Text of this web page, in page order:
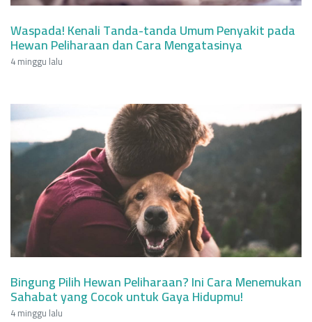
Waspada! Kenali Tanda-tanda Umum Penyakit pada
Hewan Peliharaan dan Cara Mengatasinya
4 minggu lalu
Bingung Pilih Hewan Peliharaan? Ini Cara Menemukan
Sahabat yang Cocok untuk Gaya Hidupmu!
4 minggu lalu